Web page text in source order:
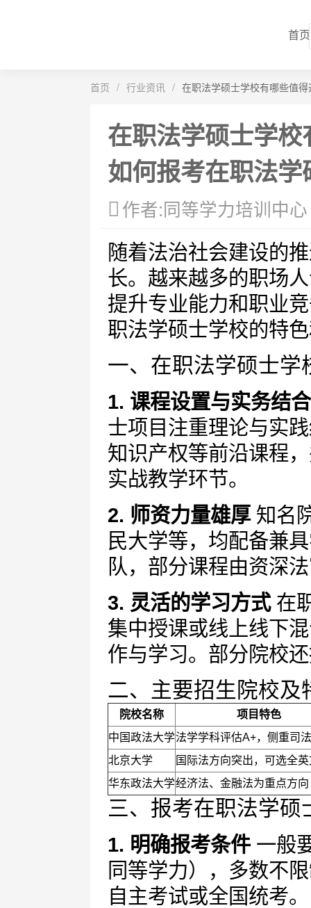
首页
首页 / 行业资讯 / 在职法学硕士学校有哪些值
在职法学硕士学
如何报考在职法学
作者:同等学力培训中心
随着法治社会建设的
长。越来越多的职场
提升专业能力和职业
职法学硕士学校的特
一、在职法学硕士学
1. 课程设置与实务结
士项目注重理论与实
知识产权等前沿课程
实战教学环节。
2. 师资力量雄厚知名
民大学等，均配备兼
队，部分课程由资深
3. 灵活的学习方式在
集中授课或线上线下
作与学习。部分院校
二、主要招生院校及
院校名称
项目特色
中国政法大学法学学科评估A+，侧重司
北京大学
国际法方向突出，可选全
华东政法大学经济法、金融法为重点方向
三、报考在职法学硕
1. 明确报考条件一般
同等学力），多数不
自主考试或全国统考。